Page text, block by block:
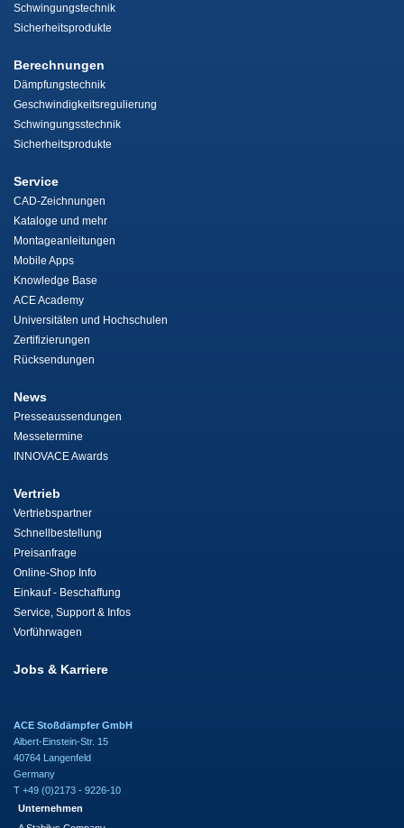
Schwingungstechnik
Sicherheitsprodukte
Berechnungen
Dämpfungstechnik
Geschwindigkeitsregulierung
Schwingungsstechnik
Sicherheitsprodukte
Service
CAD-Zeichnungen
Kataloge und mehr
Montageanleitungen
Mobile Apps
Knowledge Base
ACE Academy
Universitäten und Hochschulen
Zertifizierungen
Rücksendungen
News
Presseaussendungen
Messetermine
INNOVACE Awards
Vertrieb
Vertriebspartner
Schnellbestellung
Preisanfrage
Online-Shop Info
Einkauf - Beschaffung
Service, Support & Infos
Vorführwagen
Jobs & Karriere
ACE Stoßdämpfer GmbH
Albert-Einstein-Str. 15
40764 Langenfeld
Germany
T +49 (0)2173 - 9226-10
Unternehmen